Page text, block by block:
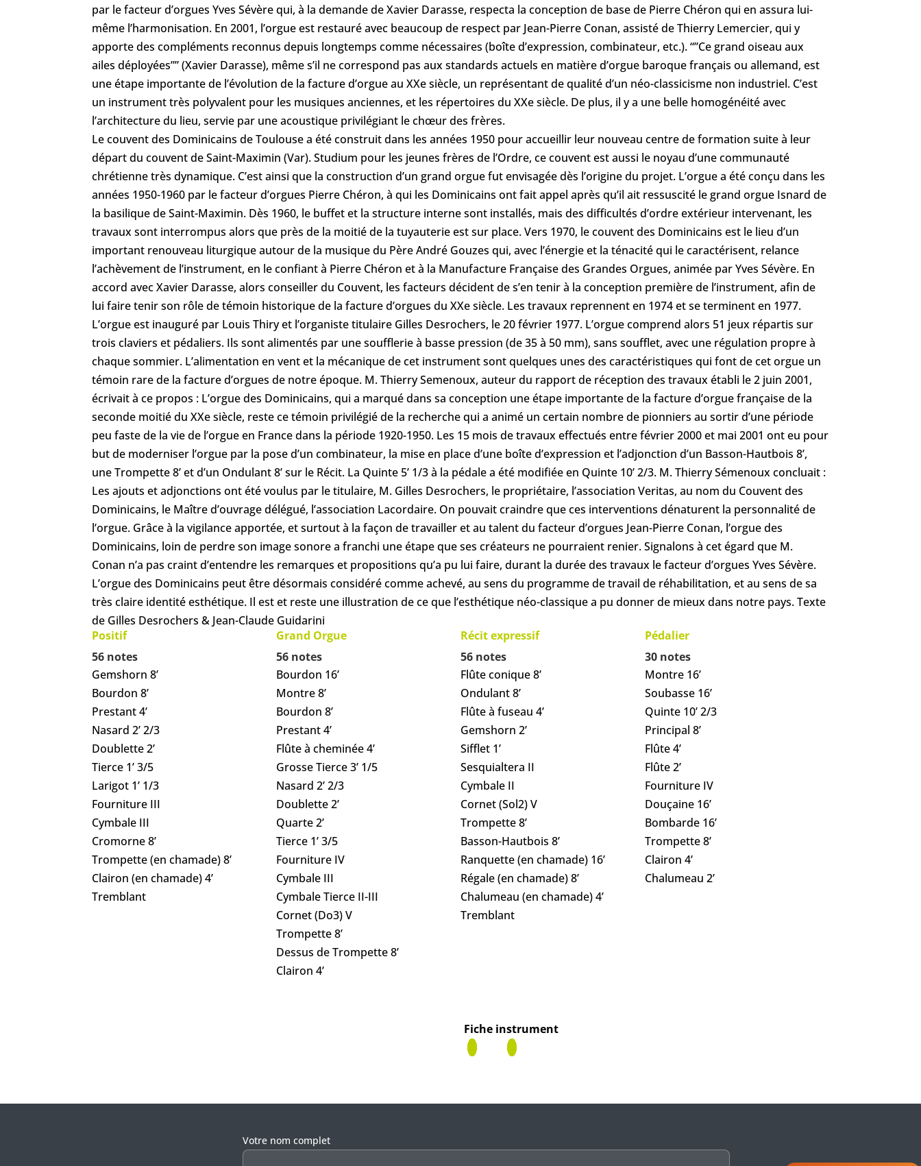
par le facteur d’orgues Yves Sévère qui, à la demande de Xavier Darasse, respecta la conception de base de Pierre Chéron qui en assura lui-
même l’harmonisation. En 2001, l’orgue est restauré avec beaucoup de respect par Jean-Pierre Conan, assisté de Thierry Lemercier, qui y
apporte des compléments reconnus depuis longtemps comme nécessaires (boîte d’expression, combinateur, etc.). “”Ce grand oiseau aux
ailes déployées”” (Xavier Darasse), même s’il ne correspond pas aux standards actuels en matière d’orgue baroque français ou allemand, est
une étape importante de l’évolution de la facture d’orgue au XXe siècle, un représentant de qualité d’un néo-classicisme non industriel. C’est
un instrument très polyvalent pour les musiques anciennes, et les répertoires du XXe siècle. De plus, il y a une belle homogénéité avec
l’architecture du lieu, servie par une acoustique privilégiant le chœur des frères.
Le couvent des Dominicains de Toulouse a été construit dans les années 1950 pour accueillir leur nouveau centre de formation suite à leur
départ du couvent de Saint-Maximin (Var). Studium pour les jeunes frères de l’Ordre, ce couvent est aussi le noyau d’une communauté
chrétienne très dynamique. C’est ainsi que la construction d’un grand orgue fut envisagée dès l’origine du projet. L’orgue a été conçu dans les
années 1950-1960 par le facteur d’orgues Pierre Chéron, à qui les Dominicains ont fait appel après qu’il ait ressuscité le grand orgue Isnard de
la basilique de Saint-Maximin. Dès 1960, le buffet et la structure interne sont installés, mais des difficultés d’ordre extérieur intervenant, les
travaux sont interrompus alors que près de la moitié de la tuyauterie est sur place. Vers 1970, le couvent des Dominicains est le lieu d’un
important renouveau liturgique autour de la musique du Père André Gouzes qui, avec l’énergie et la ténacité qui le caractérisent, relance
l’achèvement de l’instrument, en le confiant à Pierre Chéron et à la Manufacture Française des Grandes Orgues, animée par Yves Sévère. En
accord avec Xavier Darasse, alors conseiller du Couvent, les facteurs décident de s’en tenir à la conception première de l’instrument, afin de
lui faire tenir son rôle de témoin historique de la facture d’orgues du XXe siècle. Les travaux reprennent en 1974 et se terminent en 1977.
L’orgue est inauguré par Louis Thiry et l’organiste titulaire Gilles Desrochers, le 20 février 1977. L’orgue comprend alors 51 jeux répartis sur
trois claviers et pédaliers. Ils sont alimentés par une soufflerie à basse pression (de 35 à 50 mm), sans soufflet, avec une régulation propre à
chaque sommier. L’alimentation en vent et la mécanique de cet instrument sont quelques unes des caractéristiques qui font de cet orgue un
témoin rare de la facture d’orgues de notre époque. M. Thierry Semenoux, auteur du rapport de réception des travaux établi le 2 juin 2001,
écrivait à ce propos : L’orgue des Dominicains, qui a marqué dans sa conception une étape importante de la facture d’orgue française de la
seconde moitié du XXe siècle, reste ce témoin privilégié de la recherche qui a animé un certain nombre de pionniers au sortir d’une période
peu faste de la vie de l’orgue en France dans la période 1920-1950. Les 15 mois de travaux effectués entre février 2000 et mai 2001 ont eu pour
but de moderniser l’orgue par la pose d’un combinateur, la mise en place d’une boîte d’expression et l’adjonction d’un Basson-Hautbois 8’,
une Trompette 8’ et d’un Ondulant 8’ sur le Récit. La Quinte 5’ 1/3 à la pédale a été modifiée en Quinte 10’ 2/3. M. Thierry Sémenoux concluait :
Les ajouts et adjonctions ont été voulus par le titulaire, M. Gilles Desrochers, le propriétaire, l’association Veritas, au nom du Couvent des
Dominicains, le Maître d’ouvrage délégué, l’association Lacordaire. On pouvait craindre que ces interventions dénaturent la personnalité de
l’orgue. Grâce à la vigilance apportée, et surtout à la façon de travailler et au talent du facteur d’orgues Jean-Pierre Conan, l’orgue des
Dominicains, loin de perdre son image sonore a franchi une étape que ses créateurs ne pourraient renier. Signalons à cet égard que M.
Conan n’a pas craint d’entendre les remarques et propositions qu’a pu lui faire, durant la durée des travaux le facteur d’orgues Yves Sévère.
L’orgue des Dominicains peut être désormais considéré comme achevé, au sens du programme de travail de réhabilitation, et au sens de sa
très claire identité esthétique. Il est et reste une illustration de ce que l’esthétique néo-classique a pu donner de mieux dans notre pays. Texte
de Gilles Desrochers & Jean-Claude Guidarini
Positif
56 notes
Gemshorn 8’
Bourdon 8’
Prestant 4’
Nasard 2’ 2/3
Doublette 2’
Tierce 1’ 3/5
Larigot 1’ 1/3
Fourniture III
Cymbale III
Cromorne 8’
Trompette (en chamade) 8’
Clairon (en chamade) 4’
Tremblant
Grand Orgue
56 notes
Bourdon 16’
Montre 8’
Bourdon 8’
Prestant 4’
Flûte à cheminée 4’
Grosse Tierce 3’ 1/5
Nasard 2’ 2/3
Doublette 2’
Quarte 2’
Tierce 1’ 3/5
Fourniture IV
Cymbale III
Cymbale Tierce II-III
Cornet (Do3) V
Trompette 8’
Dessus de Trompette 8’
Clairon 4’
Récit expressif
56 notes
Flûte conique 8’
Ondulant 8’
Flûte à fuseau 4’
Gemshorn 2’
Sifflet 1’
Sesquialtera II
Cymbale II
Cornet (Sol2) V
Trompette 8’
Basson-Hautbois 8’
Ranquette (en chamade) 16’
Régale (en chamade) 8’
Chalumeau (en chamade) 4’
Tremblant
Pédalier
30 notes
Montre 16’
Soubasse 16’
Quinte 10’ 2/3
Principal 8’
Flûte 4’
Flûte 2’
Fourniture IV
Douçaine 16’
Bombarde 16’
Trompette 8’
Clairon 4’
Chalumeau 2’
Fiche instrument
Veuillez laisser ce champ vide.
Votre nom complet